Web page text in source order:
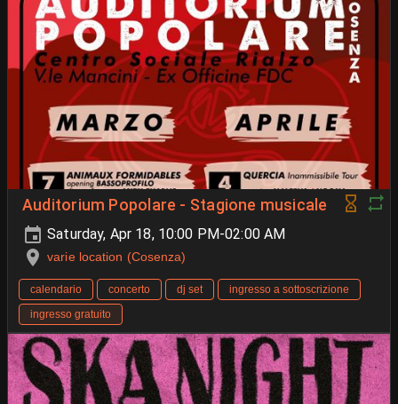
Auditorium Popolare - Stagione musicale
Saturday, Apr 18, 10:00 PM-02:00 AM
varie location (Cosenza)
calendario concerto dj set
ingresso a sottoscrizione
ingresso gratuito